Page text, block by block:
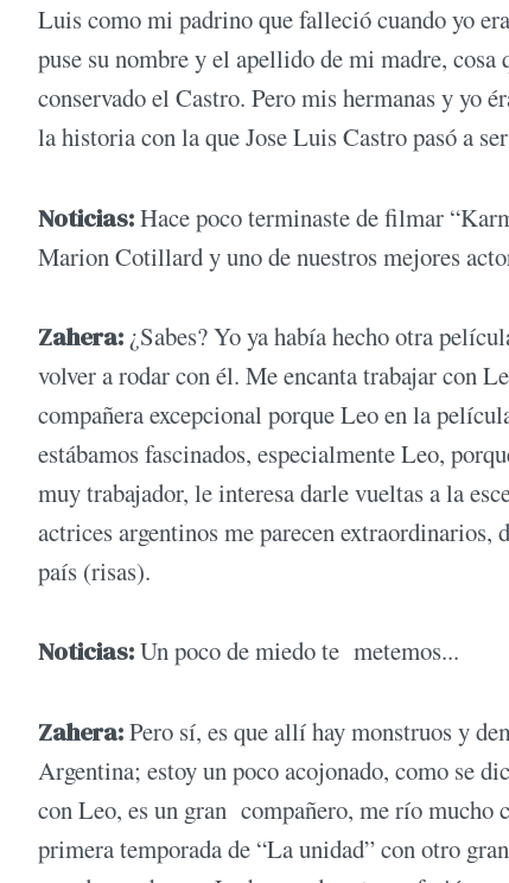
Luis como mi padrino que falleció cuando yo
puse su nombre y el apellido de mi madre,
conservado el Castro. Pero mis hermanas y yo
la historia con la que Jose Luis Castro pasó a
Noticias:Hace poco terminaste de filmar
Marion Cotillard y uno de nuestros mejores
Zahera: ¿Sabes? Yo ya había hecho otra
volver a rodar con él. Me encanta trabajar con
compañera excepcional porque Leo en la
estábamos fascinados, especialmente Leo,
muy trabajador, le interesa darle vueltas a la
actrices argentinos me parecen
país (risas).
Noticias:Un poco de miedo te metemos...
Zahera:Pero sí, es que allí hay monstruos y
Argentina; estoy un poco acojonado, como se
con Leo, es un gran compañero, me río
primera temporada de “La unidad” con otro